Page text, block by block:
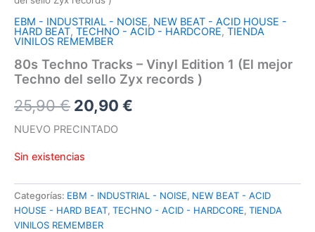
EBM - INDUSTRIAL - NOISE, NEW BEAT - ACID HOUSE -
HARD BEAT, TECHNO - ACID - HARDCORE, TIENDA
VINILOS REMEMBER
80s Techno Tracks – Vinyl Edition 1 (El mejor
Techno del sello Zyx records )
25,90€ El
precio
original
era:
25,90 €.
20,90 €
es:
20,90 €.
NUEVO PRECINTADO
Sin existencias
Categorías: EBM - INDUSTRIAL - NOISE, NEW BEAT - ACID
HOUSE - HARD BEAT, TECHNO - ACID - HARDCORE, TIENDA
VINILOS REMEMBER